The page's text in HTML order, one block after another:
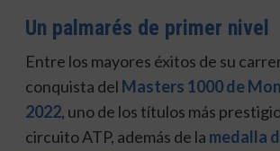
Un palmarés de primer nivel
Entre los mayores éxitos de su
conquista del Masters 1000 de
2022, uno de los títulos más
circuito ATP, además de la medalla